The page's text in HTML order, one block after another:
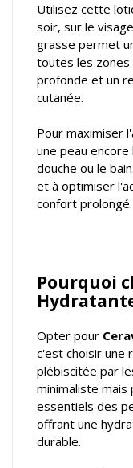
Utilisez cette
soir, sur le
grasse permet
toutes les zones
profonde et un
cutanée.
Pour maximiser
une peau
douche ou le
et à optimiser
confort prolongé.
Pourquoi
Opter pour
c'est choisir une
plébiscitée par
minimaliste mais
essentiels des
offrant une
durable.